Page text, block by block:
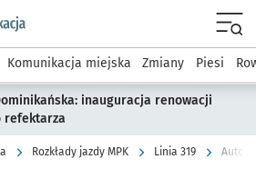
podserwis: Komunikacja
Komunikacja miejska Zmiany Piesi
inauguracja renowacji
refektarza
Rozkłady jazdy MPK Linia 319